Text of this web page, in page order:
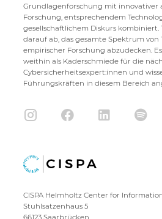
Grundlagenforschung mit innovativer
Forschung, entsprechendem
gesellschaftlichem Diskurs kombiniert.
darauf ab, das gesamte Spektrum von
empirischer Forschung abzudecken.
weithin als Kaderschmiede für die
Cybersicherheitsexpert:innen und
Führungskräften in diesem Bereich
CISPA Helmholtz Center for
Stuhlsatzenhaus 5
66123 Saarbrücken